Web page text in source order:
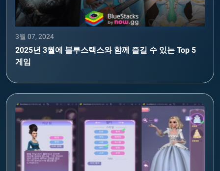
3월 07, 2024
2025년 3월에 블루스택스와 함께 즐길 수 있는 Top 5
게임